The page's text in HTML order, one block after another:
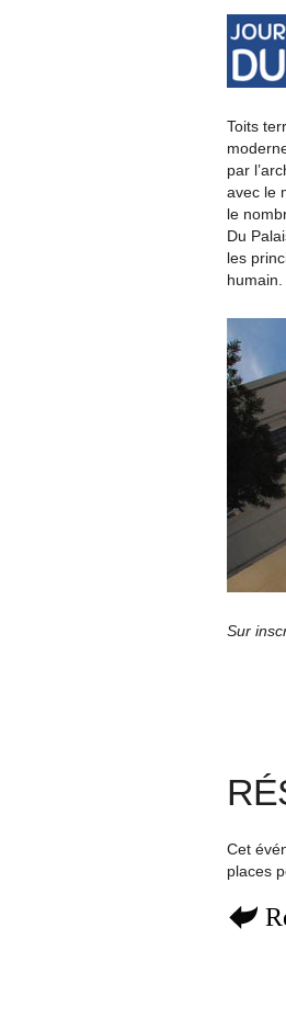
Toits
par
avec le
le
Du
les
humain.
Sur
Cet
places